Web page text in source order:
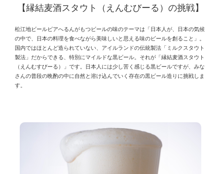
【縁結麦酒スタウト（えんむびーる）の挑戦】
松江地ビールビアへるんがもつビールの味のテーマは「日本人が、日本の気候
の中で、日本の料理を食べながら美味しいと思える味のビールを創ること」。
国内ではほとんど造られていない、アイルランドの伝統製法「ミルクスタウト
製法」だからできる、特別にマイルドな黒ビール。それが「縁結麦酒スタウト
（えんむすびーる）」です。日本人には少し苦く感じる黒ビールですが、みな
さんの普段の晩酌の中に自然と溶け込んでいく存在の黒ビール造りに挑戦しま
す。